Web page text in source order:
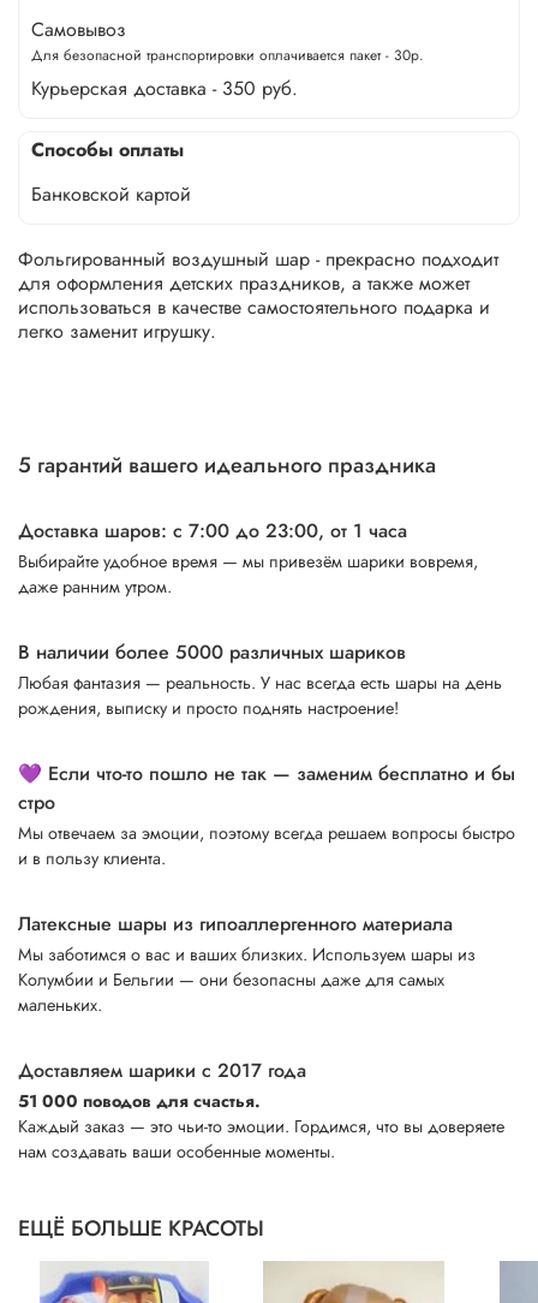
Самовывоз
Для безопасной транспортировки оплачивается пакет - 30р.
Курьерская доставка - 350 руб.
Способы оплаты
Банковской картой
Фольгированный воздушный шар - прекрасно подходит
для оформления детских праздников, а также может
использоваться в качестве самостоятельного подарка и
легко заменит игрушку.
5 гарантий вашего идеального праздника
Доставка шаров: с 7:00 до 23:00, от 1 часа
Выбирайте удобное время — мы привезём шарики вовремя,
даже ранним утром.
В наличии более 5000 различных шариков
Любая фантазия — реальность. У нас всегда есть шары на день
рождения, выписку и просто поднять настроение!
💜 Если что-то пошло не так — заменим бесплатно и бы
стро
Мы отвечаем за эмоции, поэтому всегда решаем вопросы быстро
и в пользу клиента.
Латексные шары из гипоаллергенного материала
Мы заботимся о вас и ваших близких. Используем шары из
Колумбии и Бельгии — они безопасны даже для самых
маленьких.
Доставляем шарики с 2017 года
51 000 поводов для счастья.
Каждый заказ — это чьи-то эмоции. Гордимся, что вы доверяете
нам создавать ваши особенные моменты.
ЕЩЁ БОЛЬШЕ КРАСОТЫ